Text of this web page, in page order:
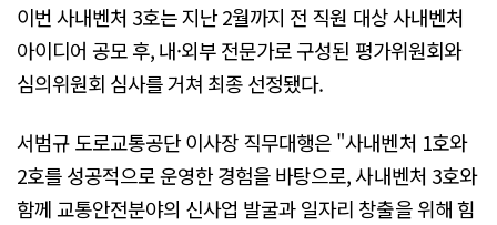
이번 사내벤처 3호는 지난 2월까지 전 직원 대상 사내벤처
아이디어 공모 후, 내·외부 전문가로 구성된 평가위원회와
심의위원회 심사를 거쳐 최종 선정됐다.
서범규 도로교통공단 이사장 직무대행은 "사내벤처 1호와
2호를 성공적으로 운영한 경험을 바탕으로, 사내벤처 3호와
함께 교통안전분야의 신사업 발굴과 일자리 창출을 위해 힘